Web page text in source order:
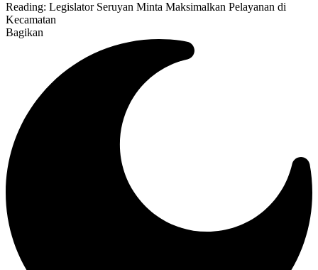
Reading: Legislator Seruyan Minta Maksimalkan Pelayanan di
Kecamatan
Bagikan